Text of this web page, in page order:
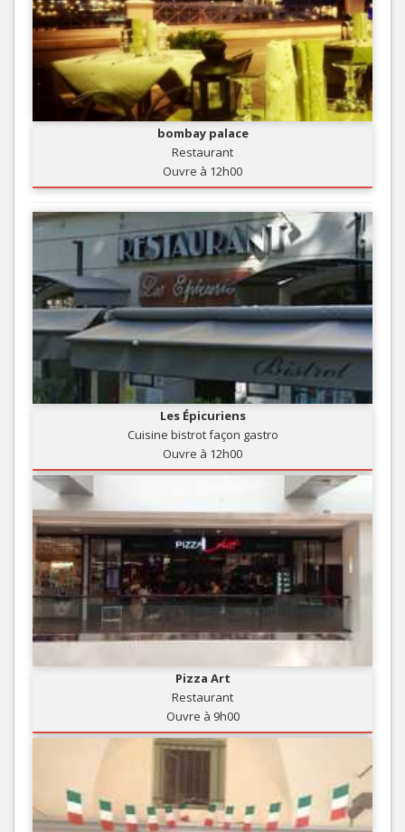
bombay palace
Restaurant
Ouvre à 12h00
Les Épicuriens
Cuisine bistrot façon gastro
Ouvre à 12h00
Pizza Art
Restaurant
Ouvre à 9h00